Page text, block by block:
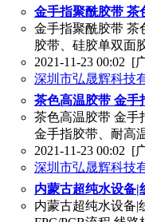
金手指聚酰胶带 茶
金手指聚酰胶带 茶
胶带、硅胶单双面
2021-11-23 00:02 [
深圳市弘晟辉科技
茶色高温胶带 金手
茶色高温胶带 金手
金手指胶带、耐高
2021-11-23 00:02 [
深圳市弘晟辉科技
内蒙古超纯水设备|
内蒙古超纯水设备|